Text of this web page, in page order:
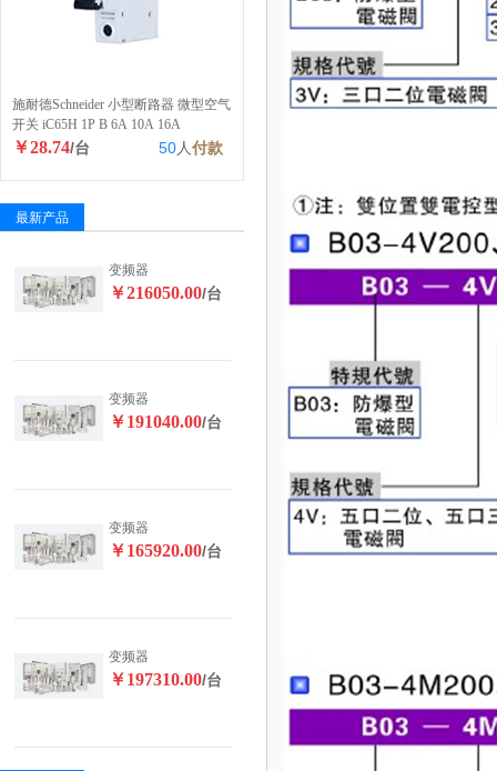
施耐德Schneider 小型断路器 微型空气
开关 iC65H 1P B 6A 10A 16A
￥28.74/台 50人付款
最新产品
变频器
￥216050.00/台
变频器
￥191040.00/台
变频器
￥165920.00/台
变频器
￥197310.00/台